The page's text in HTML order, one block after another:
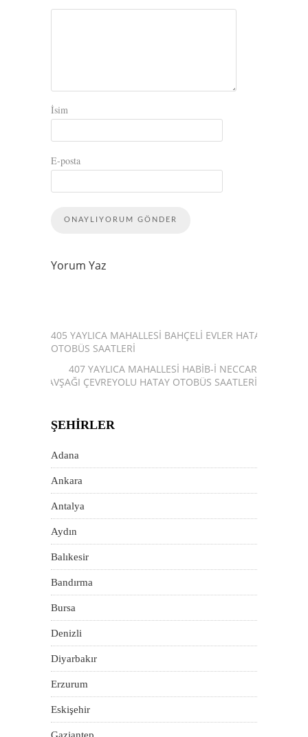
İsim
E-posta
Yorum Yaz
405 YAYLICA MAHALLESI BAHÇELI EVLER HATAY
OTOBÜS SAATLERI
407 YAYLICA MAHALLESI HABIB-I NECCAR
KAVŞAĞI ÇEVREYOLU HATAY OTOBÜS SAATLERI
ŞEHIRLER
Adana
Ankara
Antalya
Aydın
Balıkesir
Bandırma
Bursa
Denizli
Diyarbakır
Erzurum
Eskişehir